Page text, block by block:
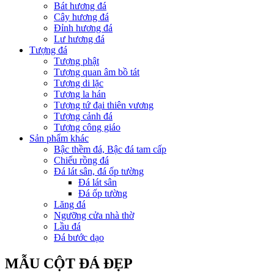
Bát hương đá
Cây hương đá
Đỉnh hương đá
Lư hương đá
Tượng đá
Tượng phật
Tượng quan âm bồ tát
Tượng di lặc
Tượng la hán
Tượng tứ đại thiên vương
Tượng cảnh đá
Tượng công giáo
Sản phẩm khác
Bậc thềm đá, Bậc đá tam cấp
Chiếu rồng đá
Đá lát sân, đá ốp tường
Đá lát sân
Đá ốp tường
Lăng đá
Ngưỡng cửa nhà thờ
Lầu đá
Đá bước dạo
MẪU CỘT ĐÁ ĐẸP